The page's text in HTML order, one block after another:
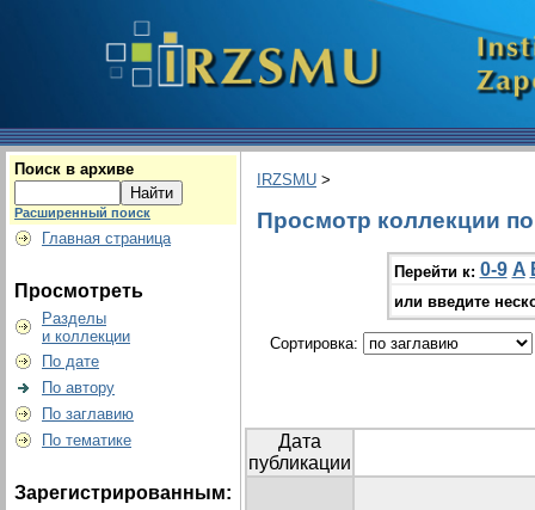
Поиск в архиве
Расширенный поиск
Главная страница
Просмотреть
Разделы
и коллекции
По дате
По автору
По заглавию
По тематике
Зарегистрированным:
IRZSMU >
Просмотр коллекции
Перейти к: 0-9 A
или введите
Сортировка:
Дата
публикации